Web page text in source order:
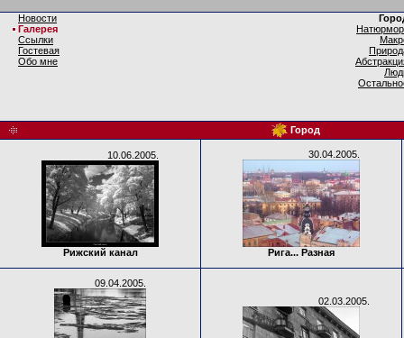
Новости
Галерея
Ссылки
Гостевая
Обо мне
Город
10.06.2005.
Рижский канал
30.04.2005.
Рига... Разная
09.04.2005.
02.03.2005.